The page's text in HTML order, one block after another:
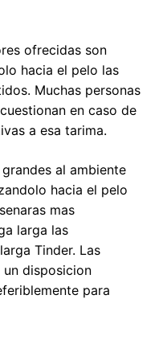
ofrecidas son
hacia el pelo las
Muchas personas
en caso de
a esa tarima.
al ambiente
hacia el pelo
mas
larga las
Tinder. Las
un disposicion
para